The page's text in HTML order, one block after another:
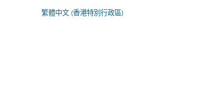
繁體中文 (香港特別行政區)